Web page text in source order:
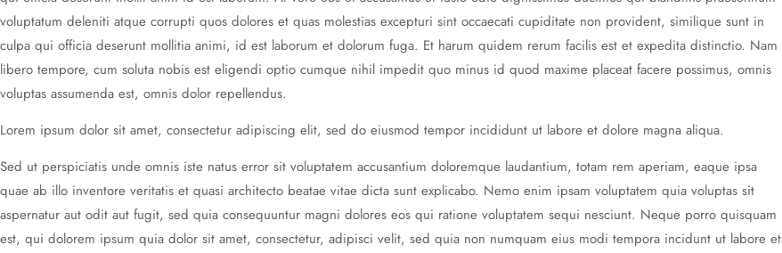
voluptatum deleniti atque corrupti quos dolores et quas molestias excepturi sint occaecati cupiditate non provident, similique sunt in
culpa qui officia deserunt mollitia animi, id est laborum et dolorum fuga. Et harum quidem rerum facilis est et expedita distinctio. Nam
libero tempore, cum soluta nobis est eligendi optio cumque nihil impedit quo minus id quod maxime placeat facere possimus, omnis
voluptas assumenda est, omnis dolor repellendus.
Lorem ipsum dolor sit amet, consectetur adipiscing elit, sed do eiusmod tempor incididunt ut labore et dolore magna aliqua.
Sed ut perspiciatis unde omnis iste natus error sit voluptatem accusantium doloremque laudantium, totam rem aperiam, eaque ipsa
quae ab illo inventore veritatis et quasi architecto beatae vitae dicta sunt explicabo. Nemo enim ipsam voluptatem quia voluptas sit
aspernatur aut odit aut fugit, sed quia consequuntur magni dolores eos qui ratione voluptatem sequi nesciunt. Neque porro quisquam
est, qui dolorem ipsum quia dolor sit amet, consectetur, adipisci velit, sed quia non numquam eius modi tempora incidunt ut labore et